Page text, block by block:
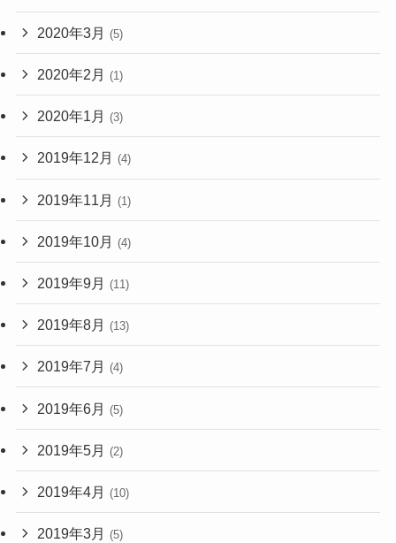
2020年3月 (5)
2020年2月 (1)
2020年1月 (3)
2019年12月 (4)
2019年11月 (1)
2019年10月 (4)
2019年9月 (11)
2019年8月 (13)
2019年7月 (4)
2019年6月 (5)
2019年5月 (2)
2019年4月 (10)
2019年3月 (5)